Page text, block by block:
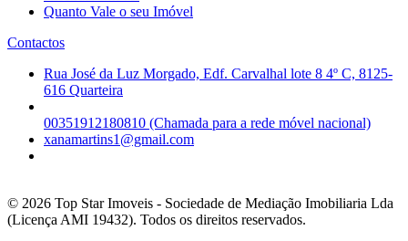
Quanto Vale o seu Imóvel
Contactos
Rua José da Luz Morgado, Edf. Carvalhal lote 8 4º C, 8125-
616 Quarteira
00351912180810 (Chamada para a rede móvel nacional)
xanamartins1@gmail.com
© 2026 Top Star Imoveis - Sociedade de Mediação Imobiliaria Lda
(Licença AMI 19432). Todos os direitos reservados.